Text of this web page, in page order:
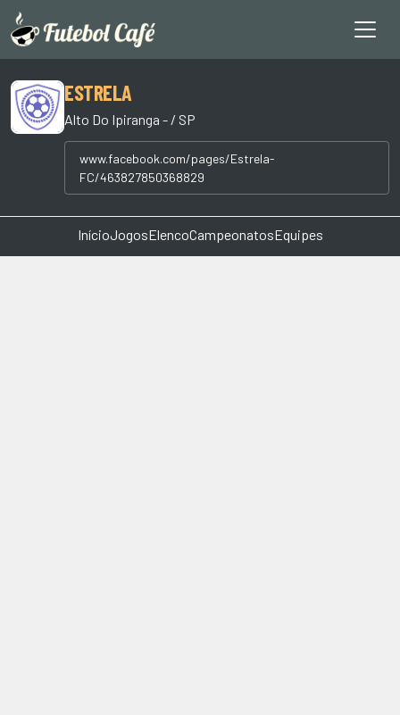
ESTRELA
Alto Do Ipiranga - / SP
www.facebook.com/pages/Estrela-
FC/463827850368829
InícioJogosElencoCampeonatosEquipes